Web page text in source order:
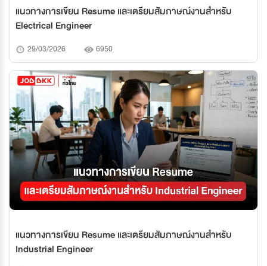
แนวทางการเขียน Resume และเตรียมสัมภาษณ์งานสำหรับ
Electrical Engineer
29/03/2026 6950
แนวทางการเขียน Resume และเตรียมสัมภาษณ์งานสำหรับ
Industrial Engineer